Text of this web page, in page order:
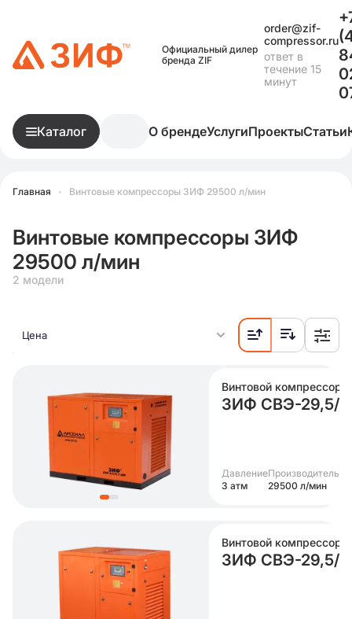
Официальный дилер
бренда ZIF
order@zif-
compressor.ru
ответ в
течение 15
минут
Каталог О брендеУслугиПроектыСтатьи
Главная • Винтовые компрессоры ЗИФ 29500 л/мин
Винтовые компрессоры ЗИФ
29500 л/мин
2 модели
Цена
Винтовой компрессор
ЗИФ СВЭ-29,5/
Давление
3 атм
29500 л/мин
Винтовой компрессор
ЗИФ СВЭ-29,5/